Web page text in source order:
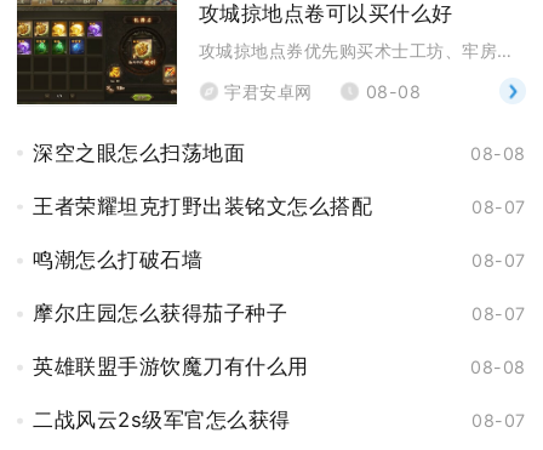
攻城掠地点卷可以买什么好
攻城掠地点券优先购买术士工坊、牢房、核心套装图纸，
宇君安卓网
08-08
深空之眼怎么扫荡地面 08-08
王者荣耀坦克打野出装铭文怎么搭配 08-07
鸣潮怎么打破石墙 08-07
摩尔庄园怎么获得茄子种子 08-07
英雄联盟手游饮魔刀有什么用 08-08
二战风云2s级军官怎么获得 08-07